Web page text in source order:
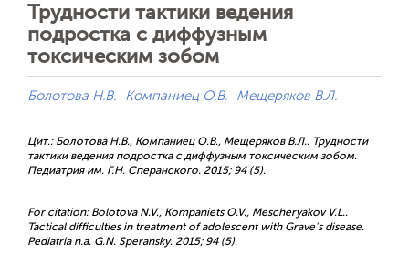
Трудности тактики ведения
подростка с диффузным
токсическим зобом
Болотова Н.В. Компаниец О.В. Мещеряков В.Л.
Цит.: Болотова Н.В., Компаниец О.В., Мещеряков В.Л.. Трудности
тактики ведения подростка с диффузным токсическим зобом.
Педиатрия им. Г.Н. Сперанского. 2015; 94 (5).
For citation: Bolotova N.V., Kompaniets O.V., Mescheryakov V.L..
Tactical difficulties in treatment of adolescent with Grave's disease.
Pediatria n.a. G.N. Speransky. 2015; 94 (5).